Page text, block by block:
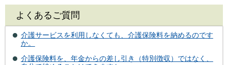
よくあるご質問
介護サービスを利用しなくても、介護保険料を納めるのです
か。
介護保険料を、年金からの差し引き（特別徴収）ではなく、